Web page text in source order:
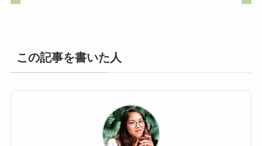
この記事を書いた人